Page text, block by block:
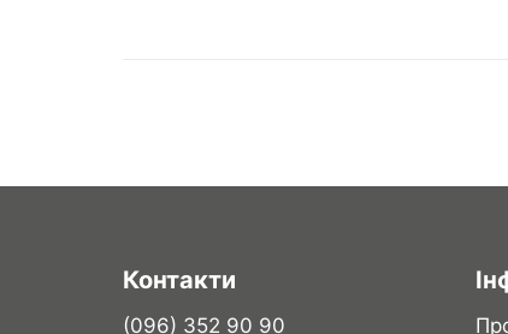
Контакти
(096) 352 90 90